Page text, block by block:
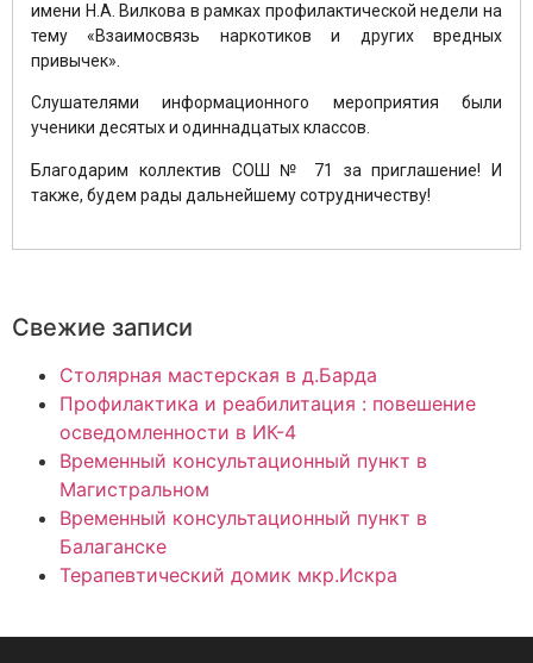
имени Н.А. Вилкова в рамках профилактической недели на
тему «Взаимосвязь наркотиков и других вредных
привычек».
Слушателями информационного мероприятия были
ученики десятых и одиннадцатых классов.
Благодарим коллектив СОШ № 71 за приглашение! И
также, будем рады дальнейшему сотрудничеству!
Свежие записи
Столярная мастерская в д.Барда
Профилактика и реабилитация : повешение
осведомленности в ИК-4
Временный консультационный пункт в
Магистральном
Временный консультационный пункт в
Балаганске
Терапевтический домик мкр.Искра